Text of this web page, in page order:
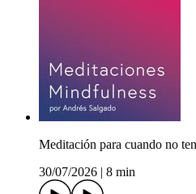
Meditación para cuando no
30/07/2026
8 min